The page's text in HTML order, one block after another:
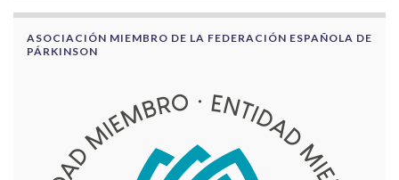
ASOCIACIÓN MIEMBRO DE LA FEDERACIÓN ESPAÑOLA DE
PÁRKINSON